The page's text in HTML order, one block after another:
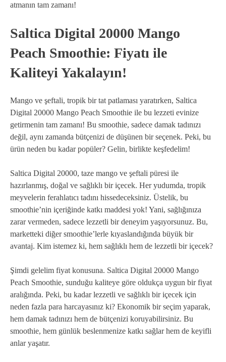
atmanın tam zamanı!
Saltica Digital 20000 Mango
Peach Smoothie: Fiyatı ile
Kaliteyi Yakalayın!
Mango ve şeftali, tropik bir tat patlaması yaratırken, Saltica
Digital 20000 Mango Peach Smoothie ile bu lezzeti evinize
getirmenin tam zamanı! Bu smoothie, sadece damak tadınızı
değil, aynı zamanda bütçenizi de düşünen bir seçenek. Peki, bu
ürün neden bu kadar popüler? Gelin, birlikte keşfedelim!
Saltica Digital 20000, taze mango ve şeftali püresi ile
hazırlanmış, doğal ve sağlıklı bir içecek. Her yudumda, tropik
meyvelerin ferahlatıcı tadını hissedeceksiniz. Üstelik, bu
smoothie’nin içeriğinde katkı maddesi yok! Yani, sağlığınıza
zarar vermeden, sadece lezzetli bir deneyim yaşıyorsunuz. Bu,
marketteki diğer smoothie’lerle kıyaslandığında büyük bir
avantaj. Kim istemez ki, hem sağlıklı hem de lezzetli bir içecek?
Şimdi gelelim fiyat konusuna. Saltica Digital 20000 Mango
Peach Smoothie, sunduğu kaliteye göre oldukça uygun bir fiyat
aralığında. Peki, bu kadar lezzetli ve sağlıklı bir içecek için
neden fazla para harcayasınız ki? Ekonomik bir seçim yaparak,
hem damak tadınızı hem de bütçenizi koruyabilirsiniz. Bu
smoothie, hem günlük beslenmenize katkı sağlar hem de keyifli
anlar yaşatır.